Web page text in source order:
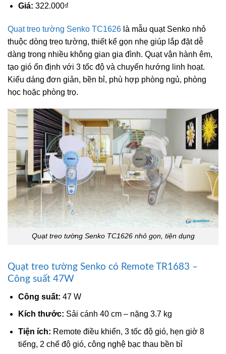
Giá: 322.000₫
Quạt treo tường Senko TC1626 là mẫu quạt Senko nhỏ
thuộc dòng treo tường, thiết kế gọn nhẹ giúp lắp đặt dễ
dàng trong nhiều không gian gia đình. Quạt vận hành êm,
tạo gió ổn định với 3 tốc độ và chuyển hướng linh hoạt.
Kiểu dáng đơn giản, bền bỉ, phù hợp phòng ngủ, phòng
học hoặc phòng trọ.
Quạt treo tường Senko TC1626 nhỏ gọn, tiện dụng
Quạt treo tường Senko có Remote TR1683 –
Công suất 47W
Công suất: 47 W
Kích thước: Sải cánh 40 cm – nặng 3.7 kg
Tiện ích: Remote điều khiển, 3 tốc độ gió, hẹn giờ 8
tiếng, 2 chế độ gió, công nghệ bạc thau bền bỉ